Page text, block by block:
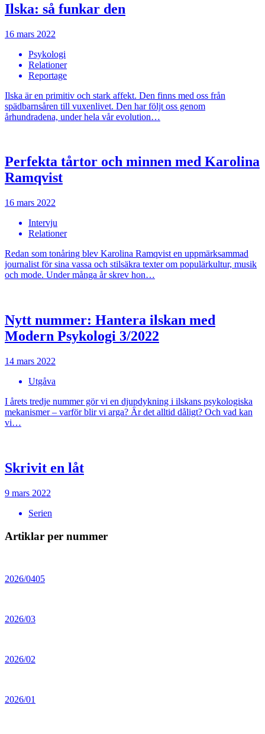
Ilska: så funkar den
16 mars 2022
Psykologi
Relationer
Reportage
Ilska är en primitiv och stark affekt. Den finns med oss från
spädbarnsåren till vuxenlivet. Den har följt oss genom
århundradena, under hela vår evolution…
Perfekta tårtor och minnen med Karolina
Ramqvist
16 mars 2022
Intervju
Relationer
Redan som tonåring blev Karolina Ramqvist en uppmärksammad
journalist för sina vassa och stilsäkra texter om populärkultur, musik
och mode. Under många år skrev hon…
Nytt nummer: Hantera ilskan med
Modern Psykologi 3/2022
14 mars 2022
Utgåva
I årets tredje nummer gör vi en djupdykning i ilskans psykologiska
mekanismer – varför blir vi arga? Är det alltid dåligt? Och vad kan
vi…
Skrivit en låt
9 mars 2022
Serien
Artiklar per nummer
2026/0405
2026/03
2026/02
2026/01